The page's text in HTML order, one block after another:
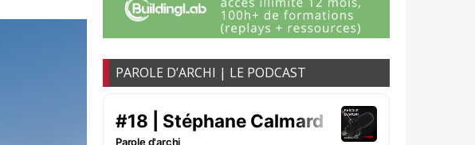
PAROLE D’ARCHI | LE PODCAST